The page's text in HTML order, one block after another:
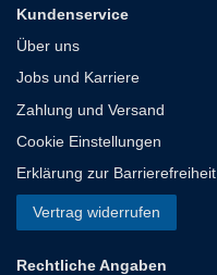
Kundenservice
Über uns
Jobs und Karriere
Zahlung und Versand
Cookie Einstellungen
Erklärung zur Barrierefreiheit
Vertrag widerrufen
Rechtliche Angaben